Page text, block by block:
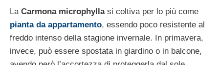
La Carmona microphyllasi coltiva per lo più come
pianta da appartamento, essendo poco resistente al
freddo intenso della stagione invernale. In primavera,
invece, può essere spostata in giardino o in balcone,